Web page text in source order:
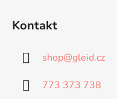
Kontakt
shop@gleid.cz
773 373 738